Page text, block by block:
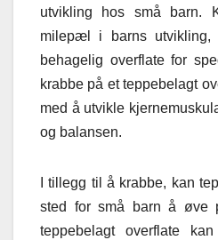
utvikling hos små barn.
milepæl i barns
behagelig overflate for
krabbe på et teppebelagt
med å utvikle
og balansen.
I tillegg til å krabbe, kan
sted for små barn å
teppebelagt overflate